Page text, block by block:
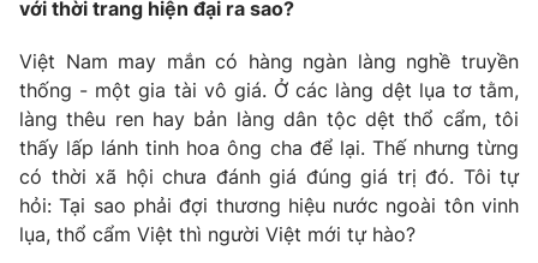
với thời trang hiện đại ra sao?
Việt Nam may mắn có hàng ngàn làng nghề truyền
thống - một gia tài vô giá. Ở các làng dệt lụa tơ tằm,
làng thêu ren hay bản làng dân tộc dệt thổ cẩm, tôi
thấy lấp lánh tinh hoa ông cha để lại. Thế nhưng từng
có thời xã hội chưa đánh giá đúng giá trị đó. Tôi tự
hỏi: Tại sao phải đợi thương hiệu nước ngoài tôn vinh
lụa, thổ cẩm Việt thì người Việt mới tự hào?